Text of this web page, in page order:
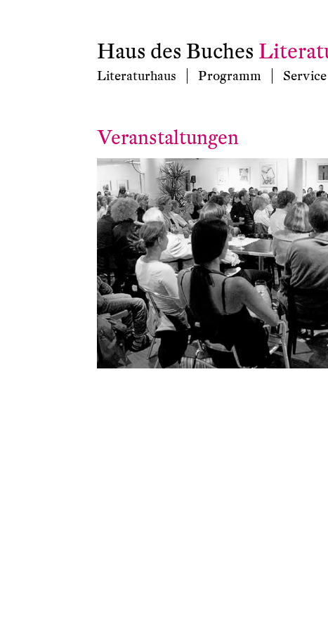
Haus des Buches
Literaturhaus Programm Service
Veranstaltungen